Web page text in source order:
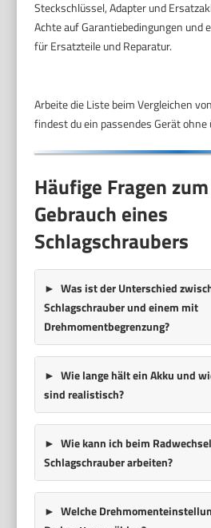
Steckschlüssel, Adapter und
Achte auf Garantiebedingungen und
für Ersatzteile und Reparatur.
Arbeite die Liste beim Vergleichen
findest du ein passendes Gerät ohne
Häufige Fragen
Gebrauch eines
Schlagschraubers
Was ist der Unterschied
Schlagschrauber und einem mit
Drehmomentbegrenzung?
Wie lange hält ein Akku und
sind realistisch?
Wie kann ich beim
Schlagschrauber arbeiten?
Welche